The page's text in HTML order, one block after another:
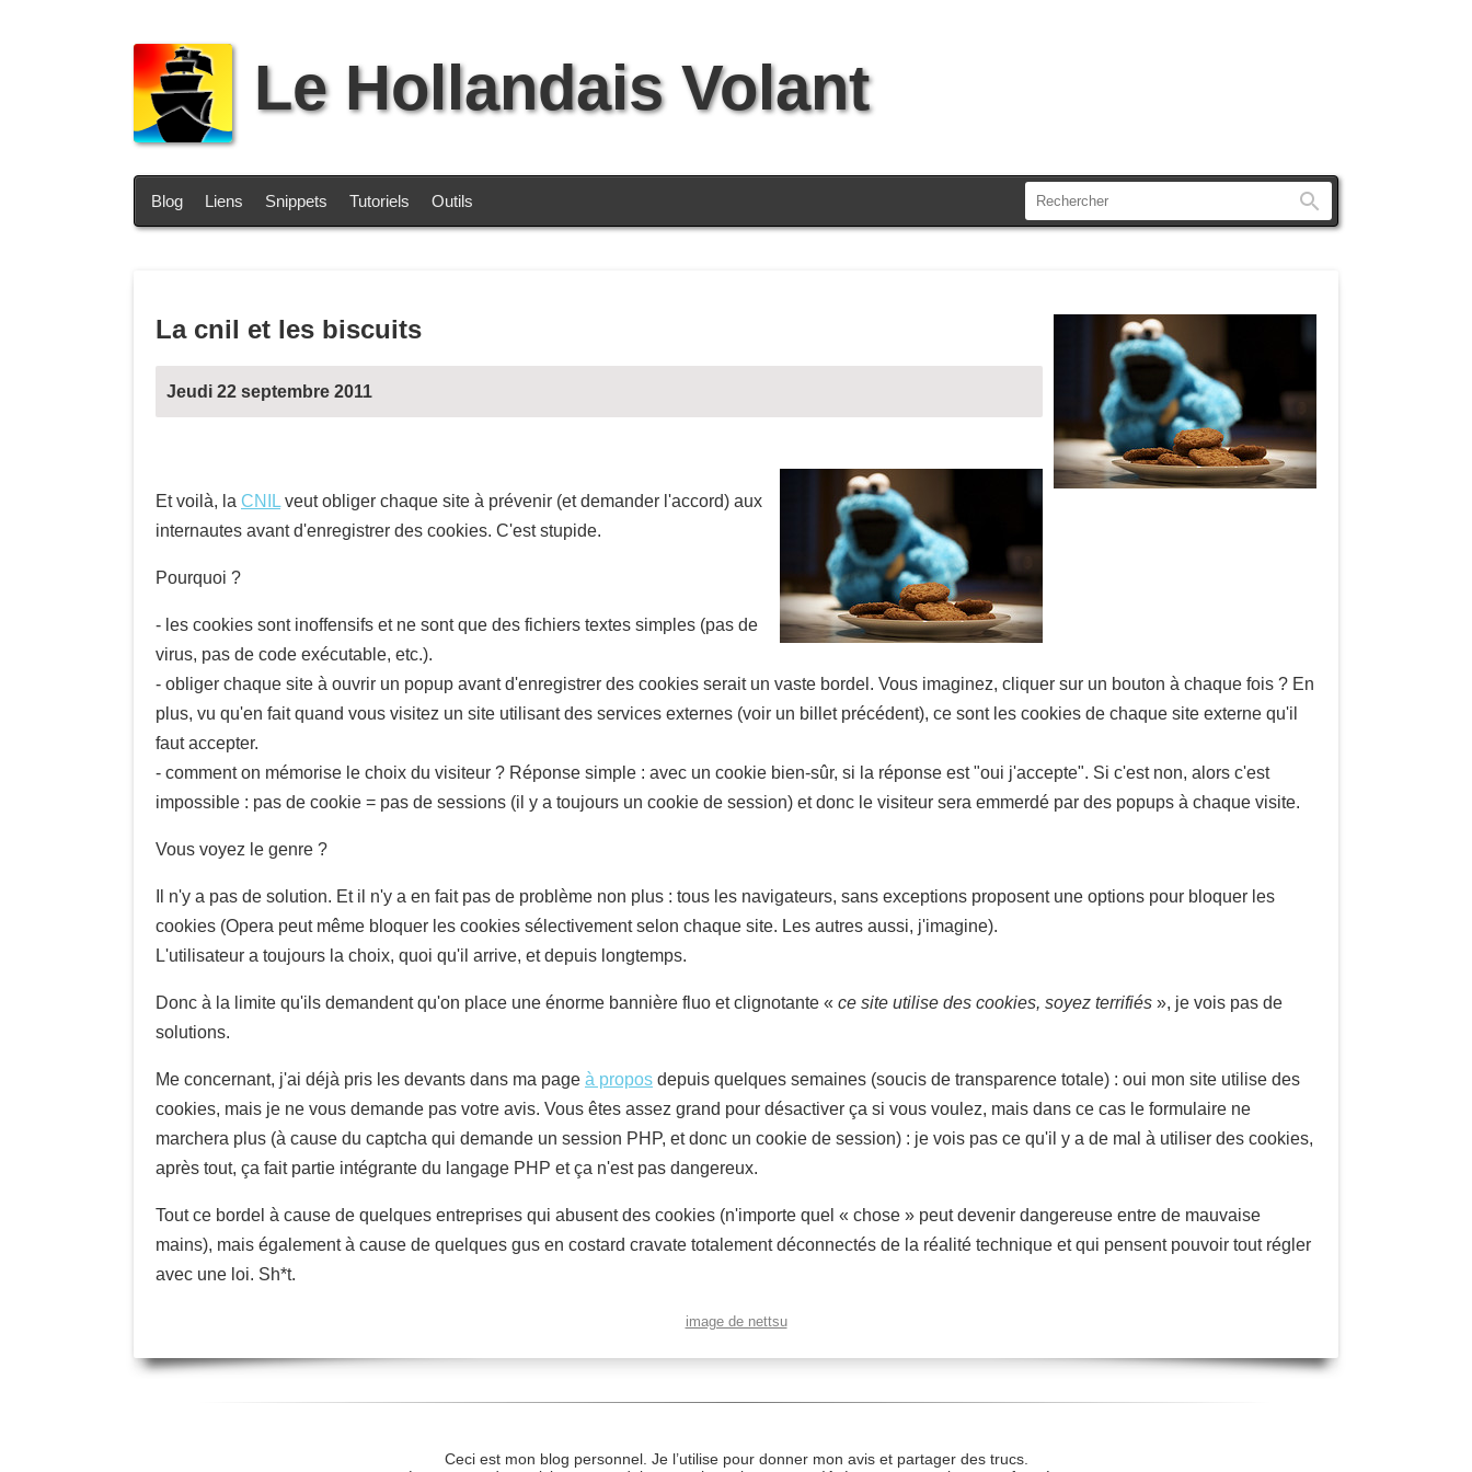
Le Hollandais Volant
Blog Liens Snippets Tutoriels Outils
La cnil et les biscuits
Jeudi 22 septembre 2011
Et voilà, la CNIL veut obliger chaque site à prévenir (et demander l'accord) aux
internautes avant d'enregistrer des cookies. C'est stupide.
Pourquoi ?
- les cookies sont inoffensifs et ne sont que des fichiers textes simples (pas de
virus, pas de code exécutable, etc.).
- obliger chaque site à ouvrir un popup avant d'enregistrer des cookies serait un vaste bordel. Vous imaginez, cliquer sur un bouton à chaque fois ? En
plus, vu qu'en fait quand vous visitez un site utilisant des services externes (voir un billet précédent), ce sont les cookies de chaque site externe qu'il
faut accepter.
- comment on mémorise le choix du visiteur ? Réponse simple : avec un cookie bien-sûr, si la réponse est "oui j'accepte". Si c'est non, alors c'est
impossible : pas de cookie = pas de sessions (il y a toujours un cookie de session) et donc le visiteur sera emmerdé par des popups à chaque visite.
Vous voyez le genre ?
Il n'y a pas de solution. Et il n'y a en fait pas de problème non plus : tous les navigateurs, sans exceptions proposent une options pour bloquer les
cookies (Opera peut même bloquer les cookies sélectivement selon chaque site. Les autres aussi, j'imagine).
L'utilisateur a toujours la choix, quoi qu'il arrive, et depuis longtemps.
Donc à la limite qu'ils demandent qu'on place une énorme bannière fluo et clignotante « ce site utilise des cookies, soyez terrifiés », je vois pas de
solutions.
Me concernant, j'ai déjà pris les devants dans ma page à propos depuis quelques semaines (soucis de transparence totale) : oui mon site utilise des
cookies, mais je ne vous demande pas votre avis. Vous êtes assez grand pour désactiver ça si vous voulez, mais dans ce cas le formulaire ne
marchera plus (à cause du captcha qui demande un session PHP, et donc un cookie de session) : je vois pas ce qu'il y a de mal à utiliser des cookies,
après tout, ça fait partie intégrante du langage PHP et ça n'est pas dangereux.
Tout ce bordel à cause de quelques entreprises qui abusent des cookies (n'importe quel « chose » peut devenir dangereuse entre de mauvaise
mains), mais également à cause de quelques gus en costard cravate totalement déconnectés de la réalité technique et qui pensent pouvoir tout régler
avec une loi. Sh*t.
image de nettsu
Ceci est mon blog personnel. Je l’utilise pour donner mon avis et partager des trucs.